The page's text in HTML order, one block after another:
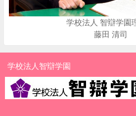
学校法人 智辯学園
藤田 清司
学校法人智辯学園